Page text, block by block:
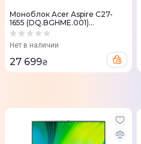
Моноблок Acer Aspire C27-
1655 (DQ.BGHME.001)
Silver/Black
Нет в наличии
27 699₴